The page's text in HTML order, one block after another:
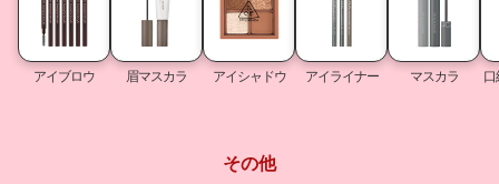
アイブロウ 眉マスカラ アイシャドウ アイライナー マスカラ 口
その他